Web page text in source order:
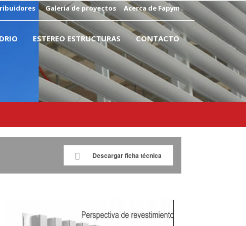
Galería de proyectos Acerca de Fapym
ESTEREO ESTRUCTURAS CONTACTO
Descargar ficha técnica